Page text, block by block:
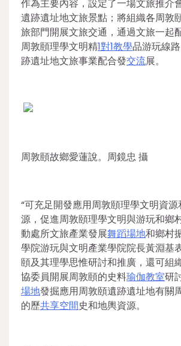
作為主要內容，設定了一場文旅推介
遺跡遺址地文旅景點；將組織各周敦
旅部門開展文旅交通，通過文旅一起
周敦頤理學文明精1對1教學品游玩線
跡遺址地文旅事業配合發交流展。
周敦頤故鄉愛蓮說。周鏡忠 攝
“可充足開發應用周敦頤理學文明資
源，促進周敦頤理學文明與游玩和鄉
動處所文旅產業發展舞蹈場地和鄉村
學院游玩與文明產業學院院長黃淵基
頤及其理學思惟研討和推廣，還可組
協委員開展周敦頤的史料瑜伽教室研
場地發掘應用周敦頤遺跡遺址地有關
的歷共享空間史和地輿資源。